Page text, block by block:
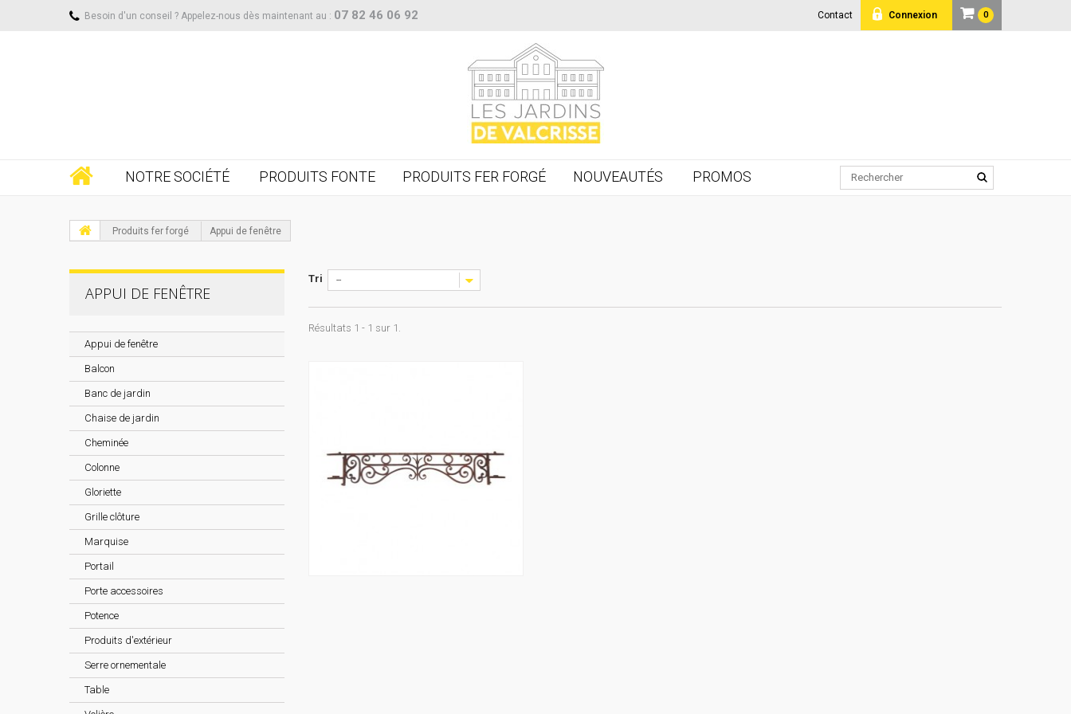
0
Connexion
Besoin d'un conseil ? Appelez-nous dès maintenant au : 07 82 46 06 92 Contact
NOTRE SOCIÉTÉ PRODUITS FONTE PRODUITS FER FORGÉ NOUVEAUTÉS PROMOS
Produits fer forgé Appui de fenêtre
APPUI DE FENÊTRE
Appui de fenêtre
Balcon
Banc de jardin
Chaise de jardin
Cheminée
Colonne
Gloriette
Grille clôture
Marquise
Portail
Porte accessoires
Potence
Produits d'extérieur
Serre ornementale
Table
Tri --
Résultats 1 - 1 sur 1.